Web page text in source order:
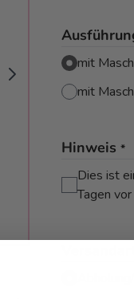
mit
mit
Hinweis *
Dies ist
Tagen